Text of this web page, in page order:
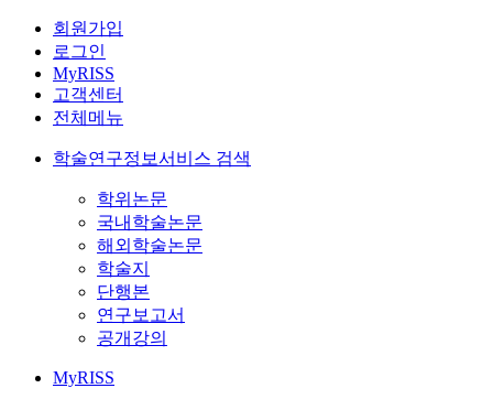
회원가입
로그인
MyRISS
고객센터
전체메뉴
학술연구정보서비스 검색
학위논문
국내학술논문
해외학술논문
학술지
단행본
연구보고서
공개강의
MyRISS